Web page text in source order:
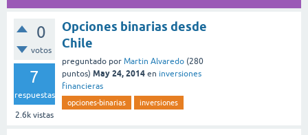
0
votos
7
respuestas
2.6k vistas
Opciones binarias desde
Chile
preguntado por Martin Alvaredo (280
puntos) May 24, 2014 en inversiones
financieras
opciones-binarias inversiones